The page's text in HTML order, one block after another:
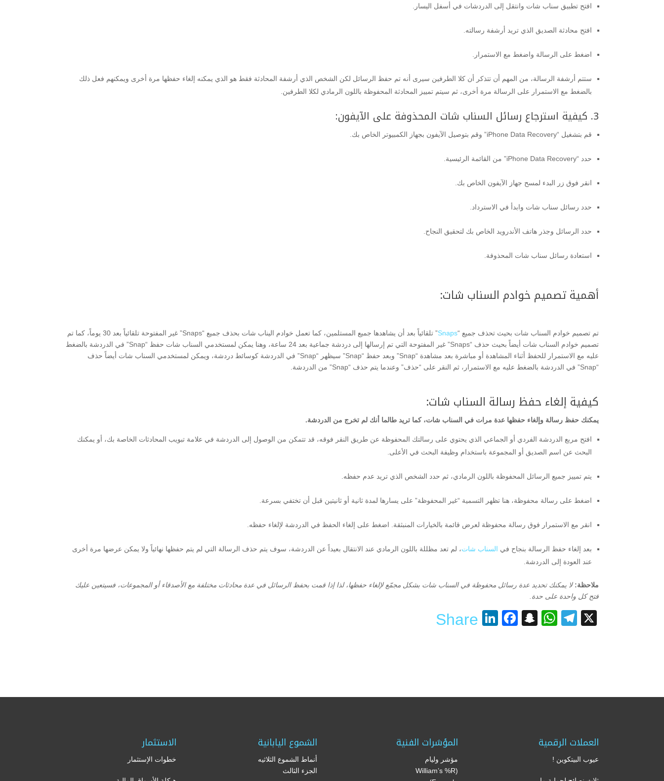
افتح تطبيق سناب شات وانتقل إلى الدردشات في أسفل اليسار.
افتح محادثة الصديق الذي تريد أرشفة رسالته.
اضغط على الرسالة واضغط مع الاستمرار.
ستتم أرشفة الرسالة، من المهم أن تتذكر أن كلا الطرفين سيرى أنه تم حفظ الرسائل لكن الشخص الذي أرشفة المحادثة فقط هو الذي يمكنه إلغاء حفظها مرة أخرى ويمكنهم فعل ذلك
بالضغط مع الاستمرار على الرسالة مرة أخرى، ثم سيتم تمييز المحادثة المحفوظة باللون الرمادي لكلا الطرفين.
3. كيفية استرجاع رسائل السناب شات المحذوفة على الآيفون:
قم بتشغيل “iPhone Data Recovery” وقم بتوصيل الآيفون بجهاز الكمبيوتر الخاص بك.
حدد “iPhone Data Recovery” من القائمة الرئيسية.
انقر فوق زر البدء لمسح جهاز الآيفون الخاص بك.
حدد رسائل سناب شات وابدأ في الاسترداد.
حدد الرسائل وجذر هاتف الأندرويد الخاص بك لتحقيق النجاح.
استعادة رسائل سناب شات المحذوفة.
أهمية تصميم خوادم السناب شات:
تم تصميم خوادم السناب شات بحيث تحذف جميع “Snaps
” تلقائياً بعد أن يشاهدها جميع المستلمين، كما تعمل خوادم اليناب شات بحذف جميع “Snaps” غير المفتوحة تلقائياً بعد 30 يوماً، كما تم
تصميم خوادم السناب شات أيضاً بحيث حذف “Snaps” غير المفتوحة التي تم إرسالها إلى دردشة جماعية بعد 24 ساعة، وهنا يمكن لمستخدمي السناب شات حفظ “Snap” في الدردشة بالضغط
عليه مع الاستمرار للحفظ أثناء المشاهدة أو مباشرة بعد مشاهدة “Snap” وبعد حفظ “Snap” سيظهر “Snap” في الدردشة كوسائط دردشة، ويمكن لمستخدمي السناب شات أيضاً حذف
“Snap” في الدردشة بالضغط عليه مع الاستمرار، ثم النقر على “حذف” وعندما يتم حذف “Snap” من الدردشة.
كيفية إلغاء حفظ رسالة السناب شات:
يمكنك حفظ رسالة وإلغاء حفظها عدة مرات في السناب شات، كما تريد طالما أنك لم تخرج من الدردشة.
افتح مربع الدردشة الفردي أو الجماعي الذي يحتوي على رسالتك المحفوظة عن طريق النقر فوقه، قد تتمكن من الوصول إلى الدردشة في علامة تبويب المحادثات الخاصة بك، أو يمكنك
البحث عن اسم الصديق أو المجموعة باستخدام وظيفة البحث في الأعلى.
يتم تمييز جميع الرسائل المحفوظة باللون الرمادي، ثم حدد الشخص الذي تريد عدم حفظه.
اضغط على رسالة محفوظة، هنا تظهر التسمية “غير المحفوظة” على يسارها لمدة ثانية أو ثانيتين قبل أن تختفي بسرعة.
انقر مع الاستمرار فوق رسالة محفوظة لعرض قائمة بالخيارات المنبثقة. اضغط على إلغاء الحفظ في الدردشة لإلغاء حفظه.
بعد إلغاء حفظ الرسالة بنجاح في السناب شات، لم تعد مظللة باللون الرمادي عند الانتقال بعيداً عن الدردشة، سوف يتم حذف الرسالة التي لم يتم حفظها نهائياً ولا يمكن عرضها مرة أخرى
عند العودة إلى الدردشة.
ملاحظة:لا يمكنك تحديد عدة رسائل محفوظة في السناب شات بشكل مجمّع لإلغاء حفظها، لذا إذا قمت بحفظ الرسائل في عدة محادثات مختلفة مع الأصدقاء أو المجموعات، فسيتعين عليك
فتح كل واحدة على حدة.
X
Telegram
WhatsApp
Snapchat
Facebook
LinkedIn
Share
العملات الرقمية
عيوب البيتكوين !
المؤشرات الفنية
مؤشر وليام
(William’s %R
الشموع اليابانية
أنماط الشموع الثلاثيه
الجزء الثالث
الاستثمار
خطوات الإستثمار